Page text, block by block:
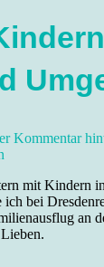
Kommentar
mit Kindern
bei
an